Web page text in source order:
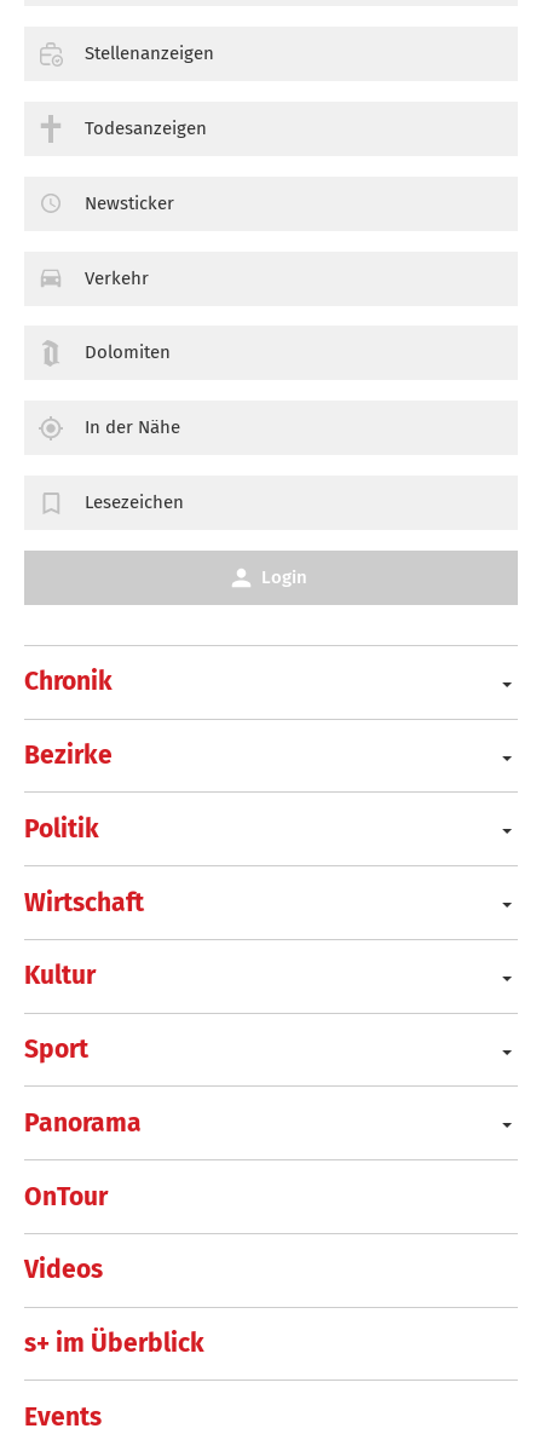
Chronik
Bezirke
Politik
Wirtschaft
Kultur
Sport
Panorama
OnTour
Videos
s+ im Überblick
Events
Stellenanzeigen
Todesanzeigen
Newsticker
Verkehr
Dolomiten
In der Nähe
Lesezeichen
Login